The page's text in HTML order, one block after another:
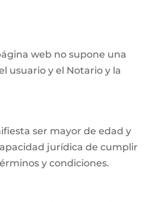
web no supone una
usuario y el Notario y la
ser mayor de edad y
jurídica de cumplir
y condiciones.